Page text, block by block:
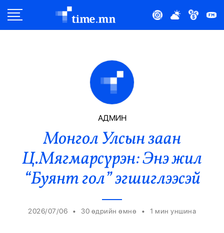
Эдийн Засаг
Нийтлэлчийн Булан
Эрүүл Мэнд
Орон Нутаг
Спорт
АДМИН
Монгол Улсын заан
Ц.Мягмарсүрэн: Энэ жил
“Буянт гол” эгшиглээсэй
2026/07/06 • 30 өдрийн өмнө • 1 мин уншина